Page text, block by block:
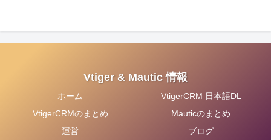
Vtiger & Mautic 情報
ホーム
VtigerCRM 日本語DL
VtigerCRMのまとめ
Mauticのまとめ
運営
ブログ